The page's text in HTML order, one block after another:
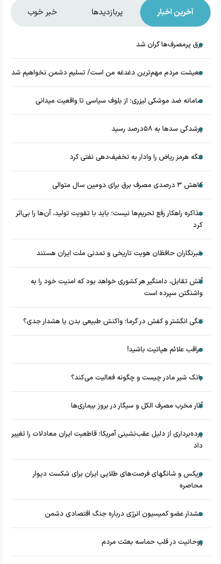
آخرین اخبار پربازدیدها خبر خوب
برق پرمصرف‌ها گران شد
معیشت مردم مهم‌ترین دغدغه من است/ تسلیم دشمن نخواهیم شد
سامانه ضد موشکی لیزری؛ از بلوف سیاسی تا واقعیت میدانی
پرشدگی سدها به ۵۸درصد رسید
تنگه هرمز ریاض را وادار به تخفیف‌دهی نفتی کرد
کاهش ۳ درصدی مصرف برق برای دومین سال متوالی
مذاکره راهکار رفع تحریم‌ها نیست؛ باید با تقویت تولید، آن‌ها را بی‌اثر
کرد
خبرنگاران حافظان هویت تاریخی و تمدنی ملت ایران هستند
آتش تقابل، دامنگیر هر کشوری خواهد بود که امنیت خود را به
واشنگتن سپرده است
تنگی انگشتر و کفش در گرما؛ واکنش طبیعی بدن یا هشدار جدی؟
مراقب علائم هپاتیت باشید!
بانک شیر مادر چیست و چگونه فعالیت می‌کند؟
آثار مخرب مصرف الکل و سیگار در بروز بیماری‌ها
پرده‌برداری از دلیل عقب‌نشینی آمریکا؛ قاطعیت ایران معادلات را تغییر
داد
بریکس و شانگهای فرصت‌های طلایی ایران برای شکست دیوار
محاصره
هشدار عضو کمیسیون انرژی درباره جنگ اقتصادی دشمن
روحانیت در قلب حماسه بعثت مردم